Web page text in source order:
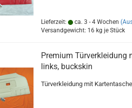
Lieferzeit: ca. 3 - 4 Wochen
Versandgewicht: 16 kg je Stück
Premium Türverkleidung
links, buckskin
Türverkleidung mit